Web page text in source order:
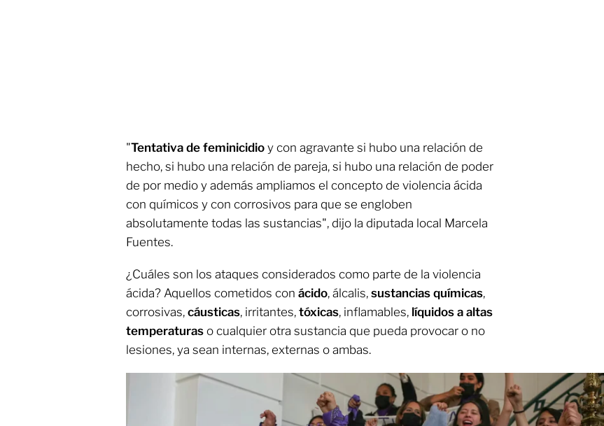
"Tentativa de feminicidio y con agravante si hubo una relación de
hecho, si hubo una relación de pareja, si hubo una relación de poder
de por medio y además ampliamos el concepto de violencia ácida
con químicos y con corrosivos para que se engloben
absolutamente todas las sustancias", dijo la diputada local Marcela
Fuentes.
¿Cuáles son los ataques considerados como parte de la violencia
ácida? Aquellos cometidos con ácido, álcalis, sustancias químicas,
corrosivas, cáusticas, irritantes, tóxicas, inflamables, líquidos a altas
temperaturas o cualquier otra sustancia que pueda provocar o no
lesiones, ya sean internas, externas o ambas.